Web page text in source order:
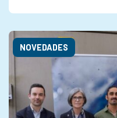
NOVEDADES